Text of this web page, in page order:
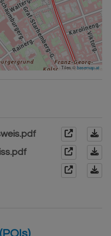
Tiles ©basemap.at